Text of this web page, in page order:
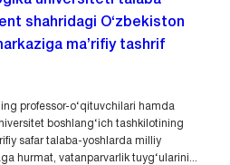
shahridagi O‘zbekiston
ma’rifiy tashrif
professor-o‘qituvchilari hamda
boshlang‘ich tashkilotining
safar talaba-yoshlarda milliy
hurmat, vatanparvarlik tuyg‘ularini...